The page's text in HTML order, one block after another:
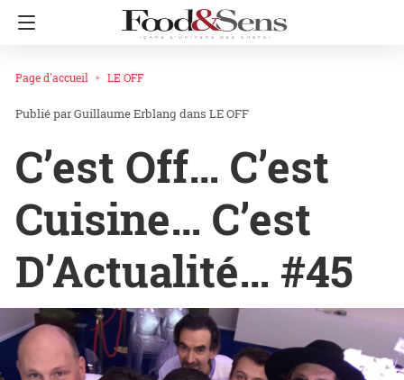
Page d'accueil LE OFF
Guillaume Erblang dans LE OFF
C’est Off… C’est
Cuisine… C’est
D’Actualité… #45